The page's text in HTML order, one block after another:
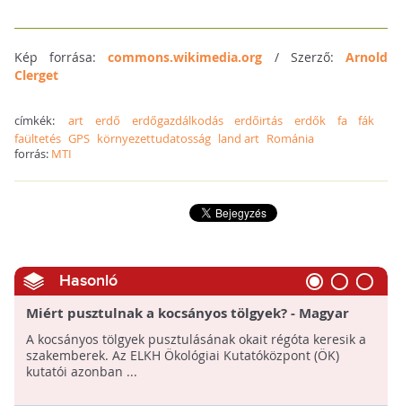
Kép forrása:commons.wikimedia.org / Szerző:Arnold
Clerget
címkék:art erdő erdőgazdálkodás erdőirtás erdők fa
fák
faültetés GPS környezettudatosság land art Románia
forrás: MTI
Hasonló
Miért pusztulnak a kocsányos tölgyek? - Magyar
kutatók új elmélete
A kocsányos tölgyek pusztulásának okait régóta keresik a
szakemberek. Az ELKH Ökológiai Kutatóközpont (ÖK)
kutatói azonban ...